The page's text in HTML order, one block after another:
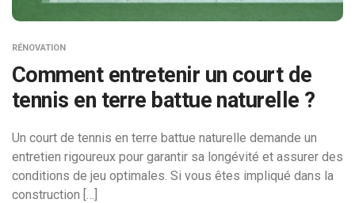
RÉNOVATION
Comment entretenir un court de
tennis en terre battue naturelle ?
Un court de tennis en terre battue naturelle demande un
entretien rigoureux pour garantir sa longévité et assurer des
conditions de jeu optimales. Si vous êtes impliqué dans la
construction […]